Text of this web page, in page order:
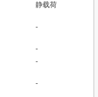
静载荷
-
-
-
-